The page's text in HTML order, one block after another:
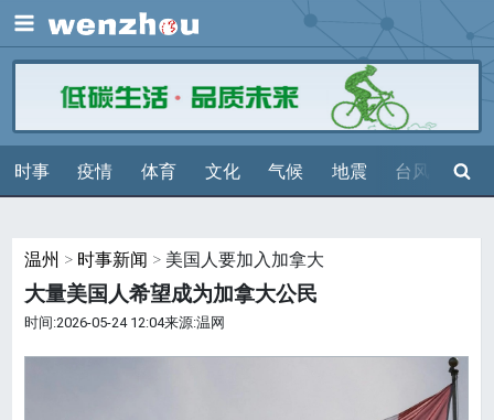
展开
时事 疫情 体育 文化 气候 地震 台风 天气
搜索
温州 > 时事新闻 > 美国人要加入加拿大
大量美国人希望成为加拿大公民
时间:2026-05-24 12:04来源:温网